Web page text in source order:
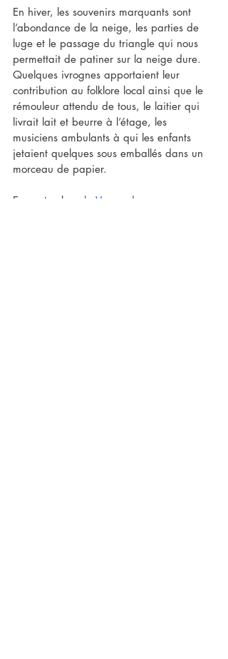
En hiver, les souvenirs marquants sont
l’abondance de la neige, les parties de
luge et le passage du triangle qui nous
permettait de patiner sur la neige dure.
Quelques ivrognes apportaient leur
contribution au folklore local ainsi que le
rémouleur attendu de tous, le laitier qui
livrait lait et beurre à l’étage, les
musiciens ambulants à qui les enfants
jetaient quelques sous emballés dans un
morceau de papier.
En septembre, la Vogue de